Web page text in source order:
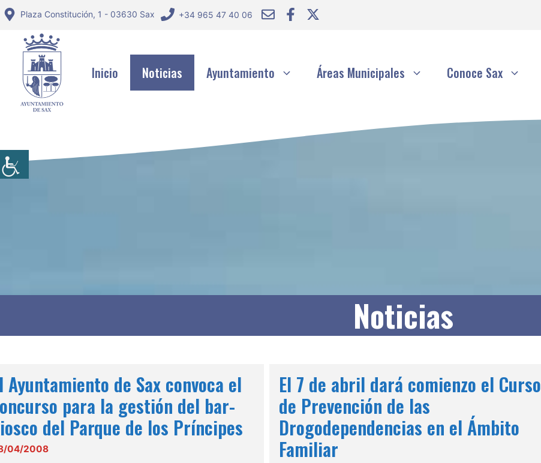
Saltar
contenido
Plaza Constitución, 1 - 03630 Sax +34 965 47 40 06
Inicio Noticias Ayuntamiento Áreas Municipales Conoce Sax
Noticias
Ayuntamiento de Sax convoca el
para la gestión del bar-
del Parque de los Príncipes
04/2008
El 7 de abril dará comienzo el Curso
de Prevención de las
Drogodependencias en el Ámbito
Familiar